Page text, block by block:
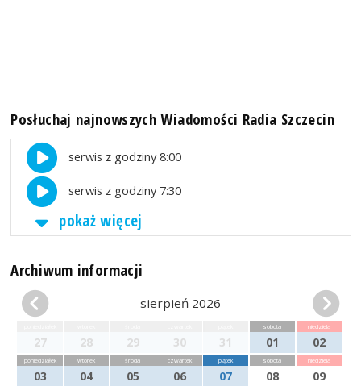
Posłuchaj najnowszych Wiadomości Radia Szczecin
serwis z godziny 8:00
serwis z godziny 7:30
pokaż więcej
Archiwum informacji
sierpień 2026
27 28 29 30 31
sobota
01
niedziela
02
poniedziałek
03
wtorek
04
środa
05
czwartek
06
piątek
07
sobota
08
niedziela
09